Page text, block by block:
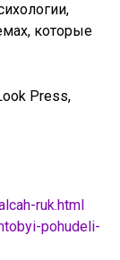
которые
Press,
ruk.html
pohudeli-